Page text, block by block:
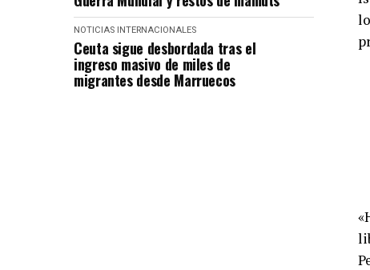
NOTICIAS INTERNACIONALES
Ceuta sigue desbordada tras el
ingreso masivo de miles de
migrantes desde Marruecos